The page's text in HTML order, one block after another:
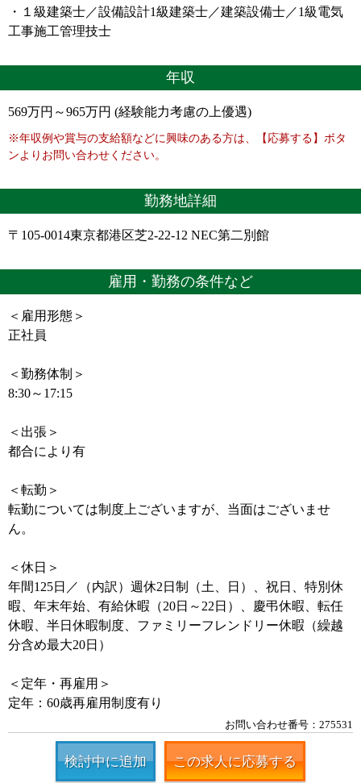
・１級建築士／設備設計1級建築士／建築設備士／1級電気
工事施工管理技士
年収
569万円～965万円 (経験能力考慮の上優遇)
※年収例や賞与の支給額などに興味のある方は、【応募する】ボタ
ンよりお問い合わせください。
勤務地詳細
〒105-0014東京都港区芝2-22-12 NEC第二別館
雇用・勤務の条件など
＜雇用形態＞
正社員
＜勤務体制＞
8:30～17:15
＜出張＞
都合により有
＜転勤＞
転勤については制度上ございますが、当面はございませ
ん。
＜休日＞
年間125日／（内訳）週休2日制（土、日）、祝日、特別休
暇、年末年始、有給休暇（20日～22日）、慶弔休暇、転任
休暇、半日休暇制度、ファミリーフレンドリー休暇（繰越
分含め最大20日）
＜定年・再雇用＞
定年：60歳再雇用制度有り
お問い合わせ番号：275531
検討中に追加 この求人に応募する